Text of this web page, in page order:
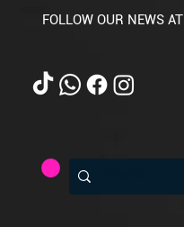
FOLLOW OUR NEWS AT